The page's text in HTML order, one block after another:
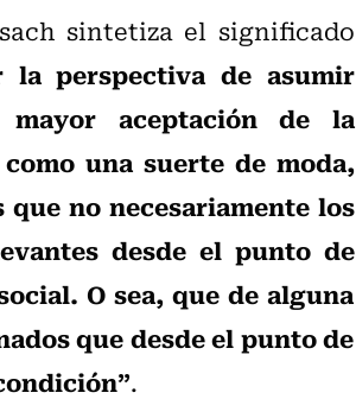
sintetiza el significado
perspectiva de asumir
aceptación de la
una suerte de moda,
no necesariamente los
desde el punto de
O sea, que de alguna
que desde el punto de
.